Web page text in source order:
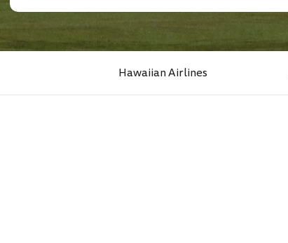
Hawaiian Airlines